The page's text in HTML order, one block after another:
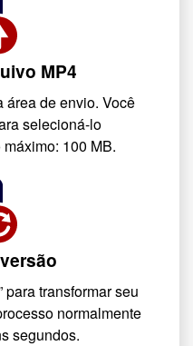
MP4
área de envio. Você
selecioná-lo
100 MB.
para transformar seu
normalmente
segundos.